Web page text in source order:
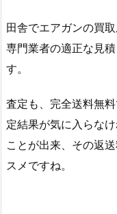
田舎でエアガンの買
専門業者の適正な見
す。
査定も、完全送料無
定結果が気に入らな
ことが出来、その返
スメですね。